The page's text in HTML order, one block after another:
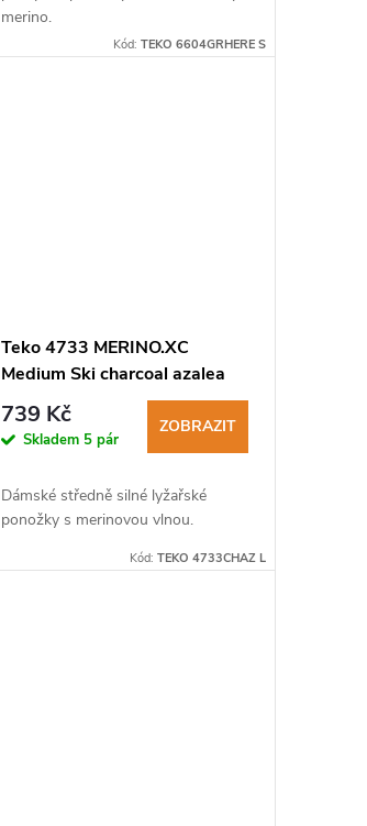
merino.
Kód: TEKO 6604GRHERE S
Teko 4733 MERINO.XC
Medium Ski charcoal azalea
stripe dámské lyžařské
ponožky
739 Kč
Skladem 5 pár
ZOBRAZIT
Dámské středně silné lyžařské
ponožky s merinovou vlnou.
Kód: TEKO 4733CHAZ L